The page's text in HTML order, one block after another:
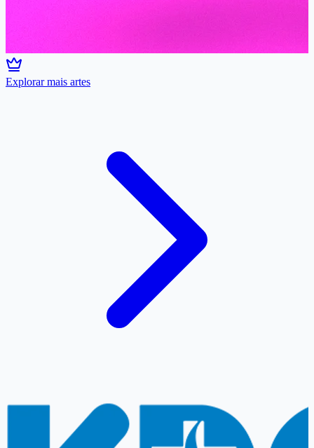
Explorar mais artes